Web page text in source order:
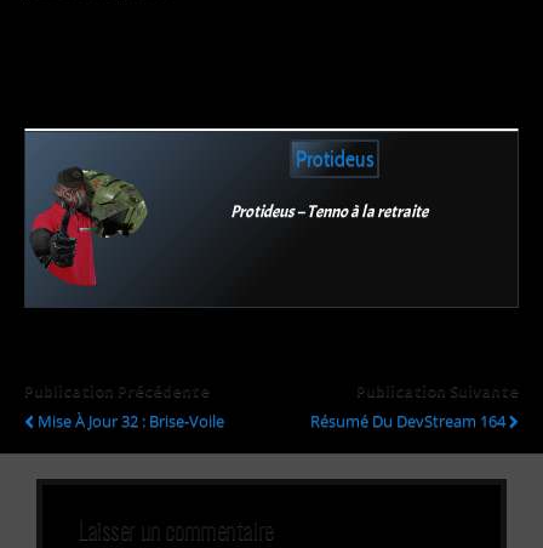
Protideus
Protideus – Tenno à la retraite
Publication Précédente
Mise À Jour 32 : Brise-Voile
Publication Suivante
Résumé Du DevStream 164
Laisser un commentaire